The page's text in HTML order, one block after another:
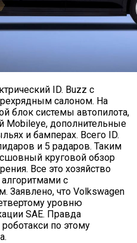
ID. Buzz с
салоном. На
блок системы автопилота,
Mobileye, дополнительные
и бамперах. Всего ID.
и 5 радаров. Таким
круговой обзор
Все это хозяйство
с
Заявлено, что Volkswagen
уровню
SAE. Правда
по этому